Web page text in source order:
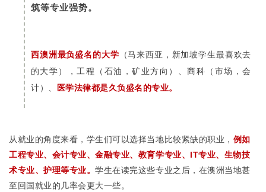
筑等专业强势。
西澳洲最负盛名的大学 （马来西亚，新加坡学生最喜欢去
的大学），工程（石油，矿业方向）、商科（市场，会
计）、 医学法律都是久负盛名的专业。
从就业的角度来看，学生们可以选择当地比较紧缺的职业， 例如
工程专业、会计专业、金融专业、教育学专业、IT专业、生物技
术专业、护理等专业。学生在读完这些专业之后，在澳洲当地甚
至回国就业的几率会更大一些。